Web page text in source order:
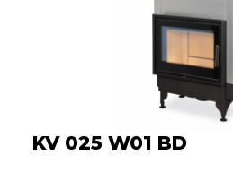
KV 025 W01 BD